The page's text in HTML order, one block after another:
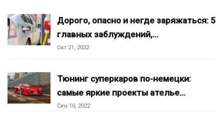
Дорого, опасно и негде заряжаться: 5
главных заблуждений,…
Окт 21, 2022
Тюнинг суперкаров по-немецки:
самые яркие проекты ателье…
Сен 10, 2022